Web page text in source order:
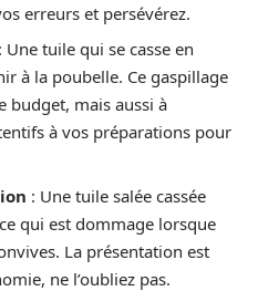
erreurs et persévérez.
: Une tuile qui se casse en
à la poubelle. Ce gaspillage
budget, mais aussi à
à vos préparations pour
: Une tuile salée cassée
qui est dommage lorsque
La présentation est
ne l’oubliez pas.